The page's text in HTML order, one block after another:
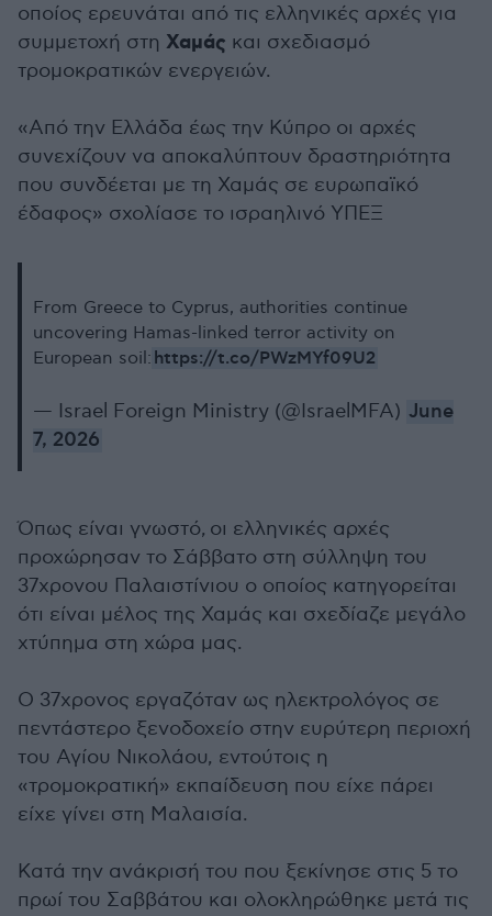
οποίος ερευνάται από τις ελληνικές αρχές για
συμμετοχή στη Χαμάς και σχεδιασμό
τρομοκρατικών ενεργειών.
«Από την Ελλάδα έως την Κύπρο οι αρχές
συνεχίζουν να αποκαλύπτουν δραστηριότητα
που συνδέεται με τη Χαμάς σε ευρωπαϊκό
έδαφος» σχολίασε το ισραηλινό ΥΠΕΞ
From Greece to Cyprus, authorities continue
uncovering Hamas-linked terror activity on
European soil: https://t.co/PWzMYf09U2
— Israel Foreign Ministry (@IsraelMFA) June
7, 2026
Όπως είναι γνωστό, οι ελληνικές αρχές
προχώρησαν το Σάββατο στη σύλληψη του
37χρονου Παλαιστίνιου ο οποίος κατηγορείται
ότι είναι μέλος της Χαμάς και σχεδίαζε μεγάλο
χτύπημα στη χώρα μας.
Ο 37χρονος εργαζόταν ως ηλεκτρολόγος σε
πεντάστερο ξενοδοχείο στην ευρύτερη περιοχή
του Αγίου Νικολάου, εντούτοις η
«τρομοκρατική» εκπαίδευση που είχε πάρει
είχε γίνει στη Μαλαισία.
Κατά την ανάκρισή του που ξεκίνησε στις 5 το
πρωί του Σαββάτου και ολοκληρώθηκε μετά τις